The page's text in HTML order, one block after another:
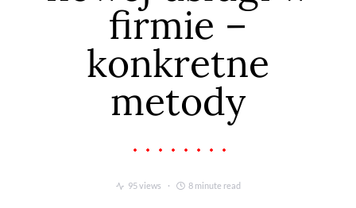
firmie –
konkretne
metody
95 views 8 minute read